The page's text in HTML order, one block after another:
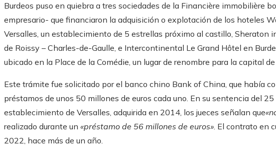
Burdeos puso en quiebra a tres sociedades de la Financière immobilière
empresario- que financiaron la adquisición o explotación de los hoteles
Versalles, un establecimiento de 5 estrellas próximo al castillo, Sheraton
de Roissy – Charles-de-Gaulle, e Intercontinental Le Grand Hôtel en
ubicado en la Place de la Comédie, un lugar de renombre para la capital de
Este trámite fue solicitado por el banco chino Bank of China, que había
préstamos de unos 50 millones de euros cada uno. En su sentencia del
establecimiento de Versalles, adquirida en 2014, los jueces señalan que
realizado durante un «préstamo de 56 millones de euros». El contrato en
2022, hace más de un año.